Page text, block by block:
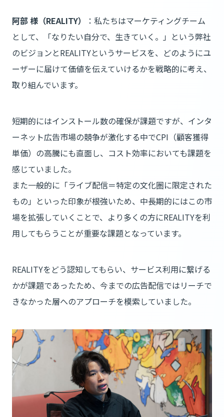
阿部 様（REALITY）
：私たちはマーケティングチーム
として、「なりたい自分で、生きていく。」という弊社
のビジョンとREALITYというサービスを、どのようにユ
ーザーに届けて価値を伝えていけるかを戦略的に考え、
取り組んでいます。
短期的にはインストール数の確保が課題ですが、インタ
ーネット広告市場の競争が激化する中でCPI（顧客獲得
単価）の高騰にも直面し、コスト効率においても課題を
感じていました。
また一般的に「ライブ配信＝特定の文化圏に限定された
もの」といった印象が根強いため、中長期的にはこの市
場を拡張していくことで、より多くの方にREALITYを利
用してもらうことが重要な課題となっています。
REALITYをどう認知してもらい、サービス利用に繋げる
かが課題であったため、今までの広告配信ではリーチで
きなかった層へのアプローチを模索していました。